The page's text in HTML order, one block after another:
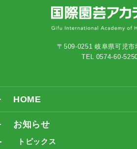
〒509-0251 岐阜県可児市
TEL 0574-60-
HOME
お知らせ
トピックス